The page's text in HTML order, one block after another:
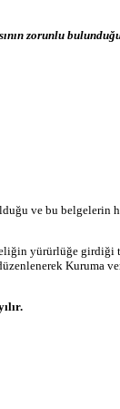
zorunlu
ve bu
yürürlüğe girdiği
Kuruma